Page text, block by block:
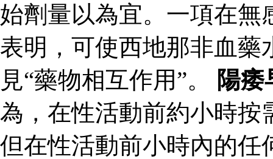
始劑量以為宜。一項在無
表明，可使西地那非血藥
見“藥物相互作用”。
陽痿
為，在性活動前約小時按
但在性活動前小時內的任